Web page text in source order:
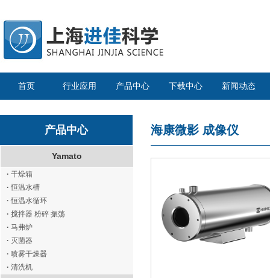
首页 行业应用 产品中心 下载中心 新闻动态
产品中心
Yamato
· 干燥箱
· 恒温水槽
· 恒温水循环
· 搅拌器 粉碎 振荡
· 马弗炉
· 灭菌器
· 喷雾干燥器
· 清洗机
海康微影 成像仪